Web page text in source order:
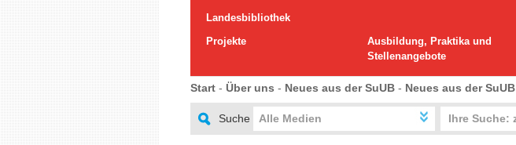
Landesbibliothek
Projekte
Ausbildung, Praktika und
Stellenangebote
Start - Über uns - Neues aus der SuUB - Neues aus der SuUB
Suche Alle Medien